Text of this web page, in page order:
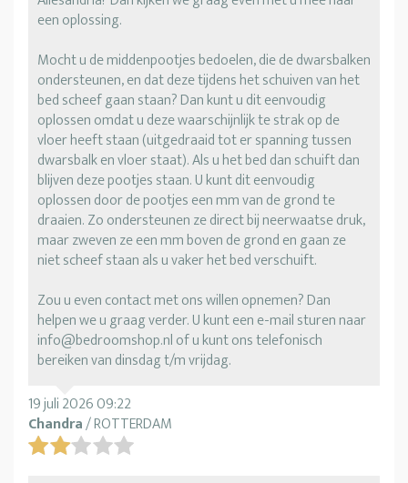
een oplossing.
Mocht u de middenpootjes bedoelen, die de dwarsbalken
ondersteunen, en dat deze tijdens het schuiven van het
bed scheef gaan staan? Dan kunt u dit eenvoudig
oplossen omdat u deze waarschijnlijk te strak op de
vloer heeft staan (uitgedraaid tot er spanning tussen
dwarsbalk en vloer staat). Als u het bed dan schuift dan
blijven deze pootjes staan. U kunt dit eenvoudig
oplossen door de pootjes een mm van de grond te
draaien. Zo ondersteunen ze direct bij neerwaatse druk,
maar zweven ze een mm boven de grond en gaan ze
niet scheef staan als u vaker het bed verschuift.
Zou u even contact met ons willen opnemen? Dan
helpen we u graag verder. U kunt een e-mail sturen naar
info@bedroomshop.nl of u kunt ons telefonisch
bereiken van dinsdag t/m vrijdag.
19 juli 2026 09:22
Chandra/ ROTTERDAM